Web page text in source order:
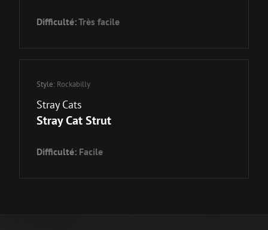
Difficulté:Très facile
Style: Rockabilly
Stray Cats
Stray Cat Strut
Difficulté: Facile